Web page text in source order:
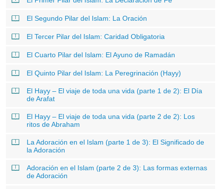
El Segundo Pilar del Islam: La Oración
El Tercer Pilar del Islam: Caridad Obligatoria
El Cuarto Pilar del Islam: El Ayuno de Ramadán
El Quinto Pilar del Islam: La Peregrinación (Hayy)
El Hayy – El viaje de toda una vida (parte 1 de 2): El Día
de Arafat
El Hayy – El viaje de toda una vida (parte 2 de 2): Los
ritos de Abraham
La Adoración en el Islam (parte 1 de 3): El Significado de
la Adoración
Adoración en el Islam (parte 2 de 3): Las formas externas
de Adoración